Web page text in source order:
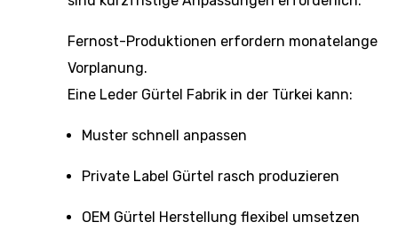
Fernost-Produktionen erfordern monatelange
Vorplanung.
Eine Leder Gürtel Fabrik in der Türkei kann:
Muster schnell anpassen
Private Label Gürtel rasch produzieren
OEM Gürtel Herstellung flexibel umsetzen